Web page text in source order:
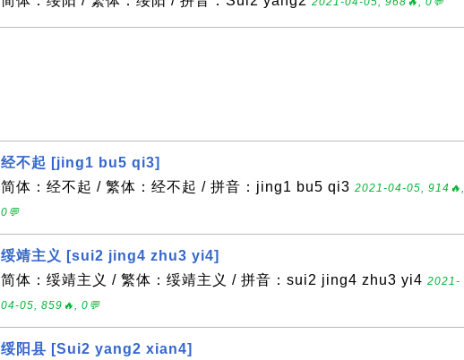
经不起 [jing1 bu5 qi3]
简体：经不起 / 繁体：经不起 / 拼音：jing1 bu5 qi3 2021-04-05, 914🔥,
0💬
绥靖主义 [sui2 jing4 zhu3 yi4]
简体：绥靖主义 / 繁体：绥靖主义 / 拼音：sui2 jing4 zhu3 yi4 2021-
04-05, 859🔥, 0💬
绥阳县 [Sui2 yang2 xian4]